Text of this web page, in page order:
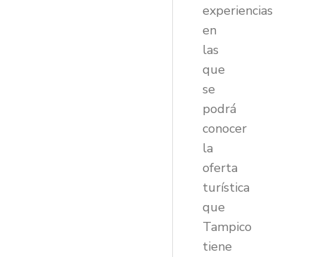
experiencias
en
las
que
se
podrá
conocer
la
oferta
turística
que
Tampico
tiene